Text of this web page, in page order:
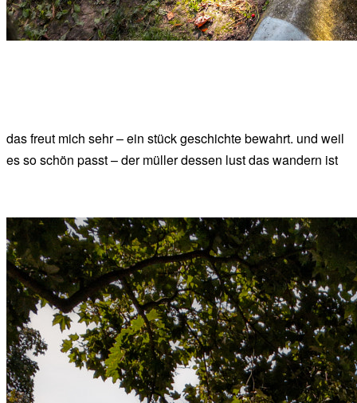
das freut mich sehr – ein stück geschichte bewahrt. und weil
es so schön passt – der müller dessen lust das wandern ist